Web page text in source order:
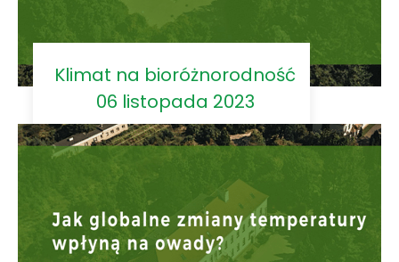
Klimat na bioróżnorodność
06 listopada 2023